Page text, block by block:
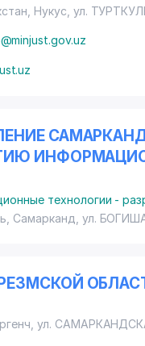
Нукус, ул.
технологии -
Самарканд, ул.
ул.